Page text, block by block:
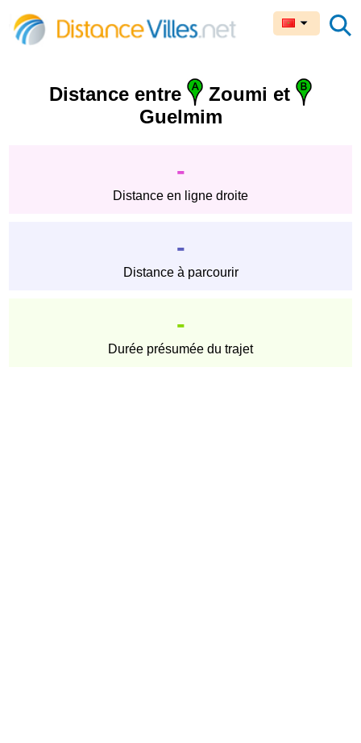
Distance entre
Zoumi et
Guelmim
-
Distance en ligne droite
-
Distance à parcourir
-
Durée présumée du trajet